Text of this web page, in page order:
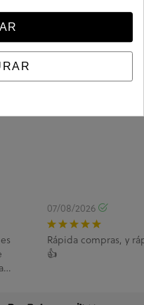
07/08/2026
Rápida compras, y
👍